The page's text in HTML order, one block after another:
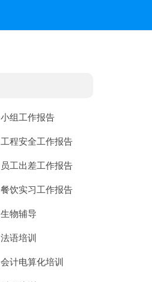
小组工作报告
工程安全工作报告
员工出差工作报告
餐饮实习工作报告
生物辅导
法语培训
会计电算化培训